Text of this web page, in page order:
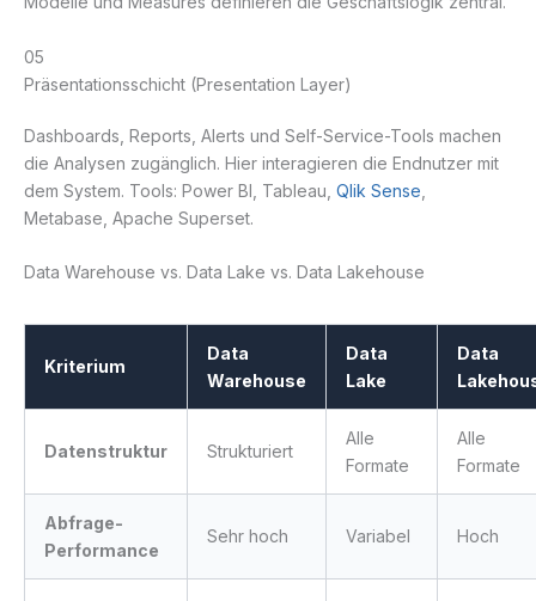
05
Präsentationsschicht (Presentation Layer)
Dashboards, Reports, Alerts und Self-Service-Tools machen
die Analysen zugänglich. Hier interagieren die Endnutzer mit
dem System. Tools: Power BI, Tableau, Qlik Sense
Metabase, Apache Superset.
Data Warehouse vs. Data Lake vs. Data Lakehouse
Kriterium
Data
Warehouse
Data
Lake
Data
Datenstruktur Strukturiert
Alle
Formate
Alle
Formate
Abfrage-
Performance
Sehr hoch Variabel Hoch